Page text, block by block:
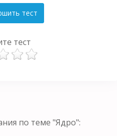
тест
тест
по теме "Ядро":